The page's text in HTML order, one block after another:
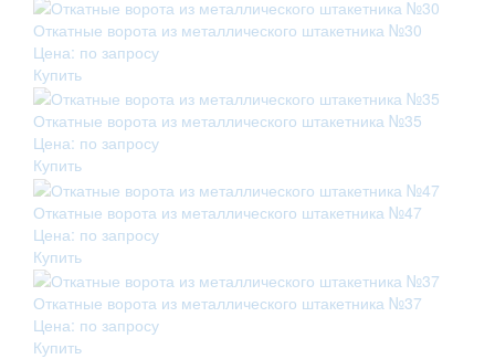
Откатные ворота из металлического штакетника №30
Цена: по запросу
Купить
Откатные ворота из металлического штакетника №35
Цена: по запросу
Купить
Откатные ворота из металлического штакетника №47
Цена: по запросу
Купить
Откатные ворота из металлического штакетника №37
Цена: по запросу
Купить